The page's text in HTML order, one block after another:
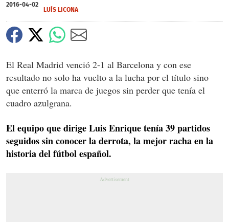
2016-04-02
LUÍS LICONA
El Real Madrid venció 2-1 al Barcelona y con ese
resultado no solo ha vuelto a la lucha por el título sino
que enterró la marca de juegos sin perder que tenía el
cuadro azulgrana.
El equipo que dirige Luis Enrique tenía 39 partidos
seguidos sin conocer la derrota, la mejor racha en la
historia del fútbol español.